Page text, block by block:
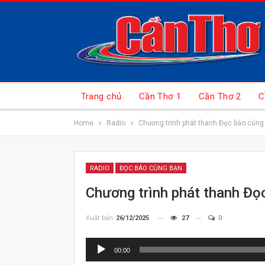
Trang chủ Cần Thơ 1 Cần Thơ 2
Home Radio Chương trình phát thanh Đọc báo
RADIO ĐỌC BÁO CÙNG BẠN
Chương trình phát thanh
Xuất bản 26/12/2025 27 0
Trình
00:00